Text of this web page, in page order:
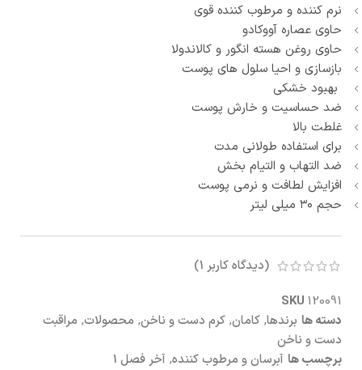
نرم کننده و مرطوب کننده قوی
حاوی عصاره آووکادو
حاوی روغن هسته انگور و کالاندولا
بازسازی و احیا سلول های پوست
بهبود خشکی
ضد حساسیت و خارش پوست
غلطت بالا
برای استفاده طولانی مدت
ضد التهاب و التیام بخش
افزایش لطافت و نرمی پوست
حجم ۳۰ میلی لیتر
(دیدگاه کاربر 1
)
SKU 120091
دسته ها برندها, کامان, کرم دست و ناخن, محصولات, مراقبت
دست و ناخن
برچسب ها آبرسان و مرطوب کننده, آخر فصل 1